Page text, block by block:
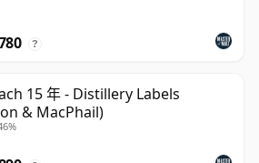
?
15 年 - Distillery Labels
& MacPhail)